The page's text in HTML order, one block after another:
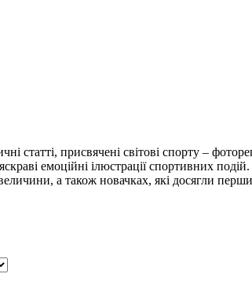
статті, присвячені світові спорту –
емоційні ілюстрації спортивних
а також новачках, які досягли